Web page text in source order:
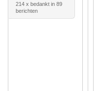
214 x bedankt in 89
berichten